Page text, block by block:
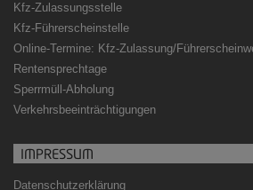
Kfz-Zulassungsstelle
Kfz-Führerscheinstelle
Online-Termine: Kfz-Zulassung/
Rentensprechtage
Sperrmüll-Abholung
Verkehrsbeeinträchtigungen
IMPRESSUM
Datenschutzerklärung